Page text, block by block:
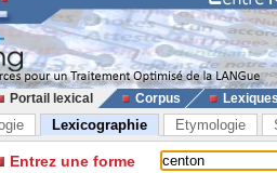
Portail lexical Corpus
Lexicographie Etymologie
Entrez une forme